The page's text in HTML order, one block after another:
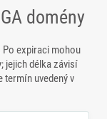
domény
Po expiraci mohou
jejich délka závisí
termín uvedený v